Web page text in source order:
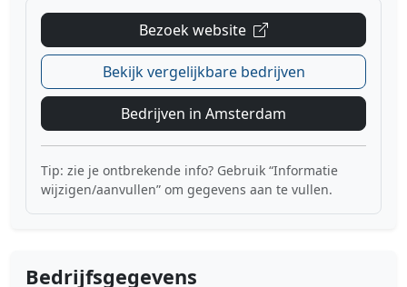
Bezoek website
Bekijk vergelijkbare bedrijven
Bedrijven in Amsterdam
Tip: zie je ontbrekende info? Gebruik “Informatie
wijzigen/aanvullen” om gegevens aan te vullen.
Bedrijfsgegevens